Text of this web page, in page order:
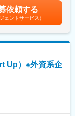
おける増員採用とな
問スケジュールな
でライフワークバラ
(月額)は固定手当を含
依頼する
ェントサービス）
Up）※外資系企